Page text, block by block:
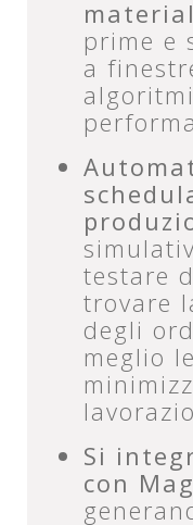
prime e
a
algoritmi
testare
trovare
degli
meglio
Si
con